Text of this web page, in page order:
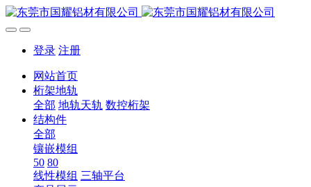
登录 注册
网站首页
桁架地轨
全部 地轨天轨 数控桁架
结构件
全部
镶嵌模组
50 80
线性模组 三轴平台